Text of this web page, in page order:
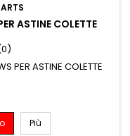
ASTINE COLETTE
PER ASTINE COLETTE
Più